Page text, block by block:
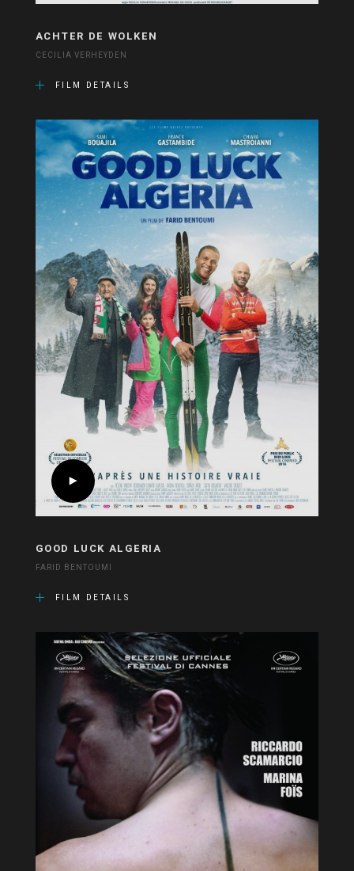
ACHTER DE WOLKEN
CECILIA VERHEYDEN
FILM DETAILS
GOOD LUCK ALGERIA
FARID BENTOUMI
FILM DETAILS